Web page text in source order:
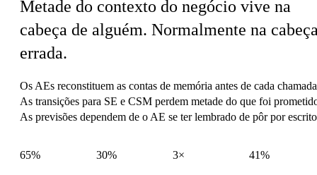
Metade do contexto do negócio vive na
cabeça de alguém. Normalmente na
errada.
Os AEs reconstituem as contas de memória antes de cada
As transições para SE e CSM perdem metade do que foi
As previsões dependem de o AE se ter lembrado de pôr por
65% 30% 3× 41%